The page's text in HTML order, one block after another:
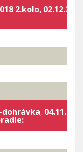
2.kolo, 02.12.2017